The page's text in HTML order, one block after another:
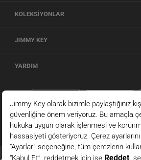
KOLEKSİYONLAR
JIMMY KEY
YARDIM